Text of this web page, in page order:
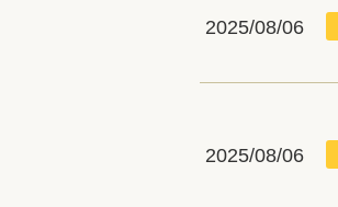
2025/08/06
2025/08/06